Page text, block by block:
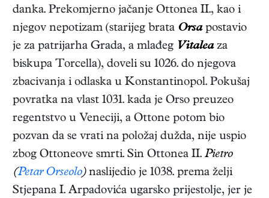
danka. Prekomjerno jačanje Ottonea II., kao i
njegov nepotizam (starijeg brata Orsapostavio
je za patrijarha Grada, a mlađeg Vitaleaza
biskupa Torcella), doveli su 1026. do njegova
zbacivanja i odlaska u Konstantinopol. Pokušaj
povratka na vlast 1031. kada je Orso preuzeo
regentstvo u Veneciji, a Ottone potom bio
pozvan da se vrati na položaj dužda, nije uspio
zbog Ottoneove smrti. Sin Ottonea II. Pietro
(Petar Orseolo)naslijedio je 1038. prema želji
Stjepana I. Arpadovića ugarsko prijestolje, jer je